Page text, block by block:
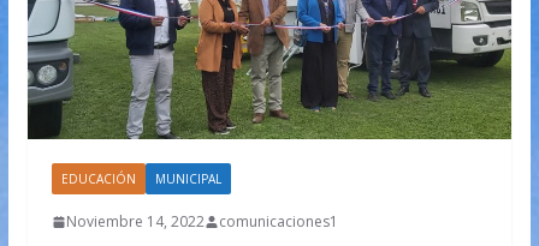
EDUCACIÓN MUNICIPAL
Noviembre 14, 2022 comunicaciones1